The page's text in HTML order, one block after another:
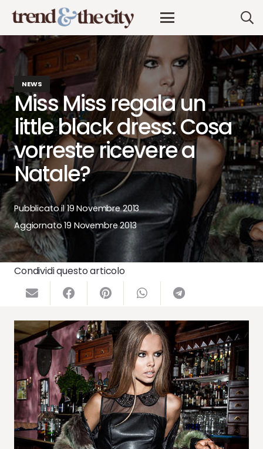
NEWS
Miss Miss regala un
little black dress: Cosa
vorreste ricevere a
Natale?
Pubblicato il19 Novembre 2013
Aggiornato19 Novembre 2013
Condividi questo articolo